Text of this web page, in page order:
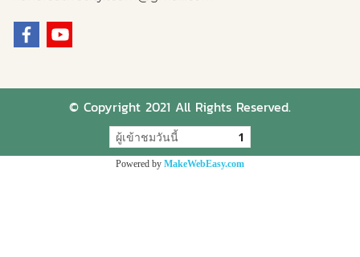
© Copyright 2021 All Rights Reserved.
ผู้เข้าชมวันนี้ 1
Powered by MakeWebEasy.com